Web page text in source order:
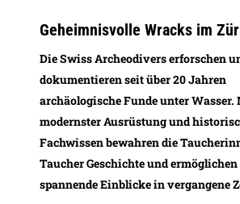
Geheimnisvolle Wracks im
Die Swiss Archeodivers erforschen
dokumentieren seit über 20 Jahren
archäologische Funde unter Wasser.
modernster Ausrüstung und
Fachwissen bewahren die
Taucher Geschichte und ermöglichen
spannende Einblicke in vergangene